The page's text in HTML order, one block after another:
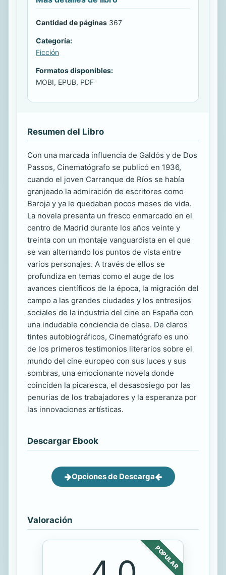
Cantidad de páginas 367
Categoría:
Ficción
Formatos disponibles:
MOBI, EPUB, PDF
Resumen del Libro
Con una marcada influencia de Galdós y de Dos
Passos, Cinematógrafo se publicó en 1936,
cuando el joven Carranque de Ríos se había
granjeado la admiración de escritores como
Baroja y ya le quedaban pocos meses de vida.
La novela presenta un fresco enmarcado en el
centro de Madrid durante los años veinte y
treinta con un montaje vanguardista en el que
se van alternando los puntos de vista entre
varios personajes. A través de ellos se
profundiza en temas como el auge de los
avances científicos de la época, la migración del
campo a las grandes ciudades y los entresijos
sociales de la industria del cine en España con
una indudable conciencia de clase. De claros
tintes autobiográficos, Cinematógrafo es uno
de los primeros testimonios literarios sobre el
mundo del cine europeo con sus luces y sus
sombras, una emocionante novela donde
coinciden la picaresca, el desasosiego por las
penurias de los trabajadores y la esperanza por
las innovaciones artísticas.
Descargar Ebook
Opciones de Descarga
Valoración
POPULAR